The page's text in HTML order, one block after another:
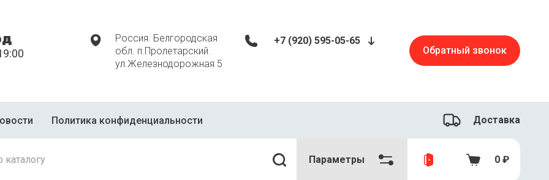
Россия. Белгородская
обл. п.Пролетарский.
ул.Железнодорожная 5
+7 (920) 595-05-65
Обратный звонок
Политика конфиденциальности Доставка
Параметры 0 ₽